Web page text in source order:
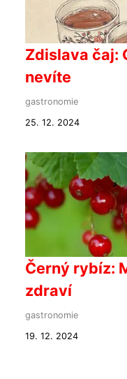
Zdislava čaj:
nevíte
gastronomie
25. 12. 2024
Černý rybíz:
zdraví
gastronomie
19. 12. 2024